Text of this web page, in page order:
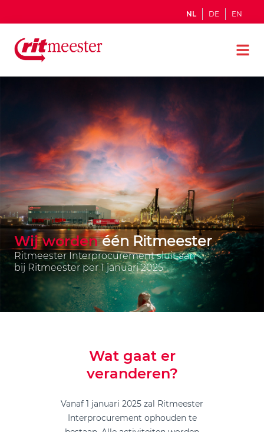
NL DE EN
Wij wordenéén Ritmeester
Ritmeester Interprocurement sluit aan
bij Ritmeester per 1 januari 2025
Wat gaat er
veranderen?
Vanaf 1 januari 2025 zal Ritmeester
Interprocurement ophouden te